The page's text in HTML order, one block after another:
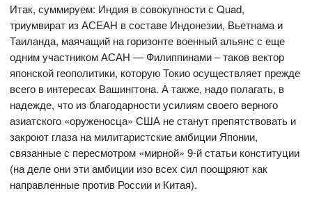
Итак, суммируем: Индия в совокупности с Quad,
триумвират из АСЕАН в составе Индонезии, Вьетнама и
Таиланда, маячащий на горизонте военный альянс с еще
одним участником АСАН — Филиппинами – таков вектор
японской геополитики, которую Токио осуществляет прежде
всего в интересах Вашингтона. А также, надо полагать, в
надежде, что из благодарности усилиям своего верного
азиатского «оруженосца» США не станут препятствовать и
закроют глаза на милитаристские амбиции Японии,
связанные с пересмотром «мирной» 9-й статьи конституции
(на деле они эти амбиции изо всех сил поощряют как
направленные против России и Китая).